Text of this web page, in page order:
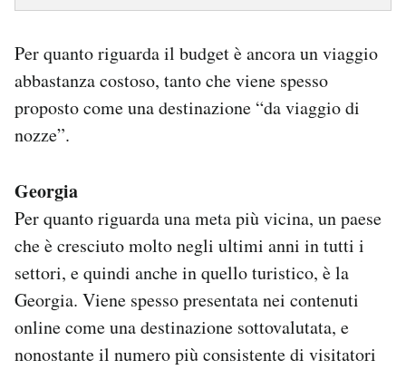
Per quanto riguarda il budget è ancora un viaggio
abbastanza costoso, tanto che viene spesso
proposto come una destinazione “da viaggio di
nozze”.
Georgia
Per quanto riguarda una meta più vicina, un paese
che è cresciuto molto negli ultimi anni in tutti i
settori, e quindi anche in quello turistico, è la
Georgia. Viene spesso presentata nei contenuti
online come una destinazione sottovalutata, e
nonostante il numero più consistente di visitatori